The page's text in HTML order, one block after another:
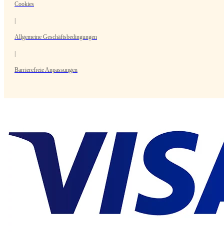
Cookies
Allgemeine Geschäftsbedingungen
Barrierefreie Anpassungen